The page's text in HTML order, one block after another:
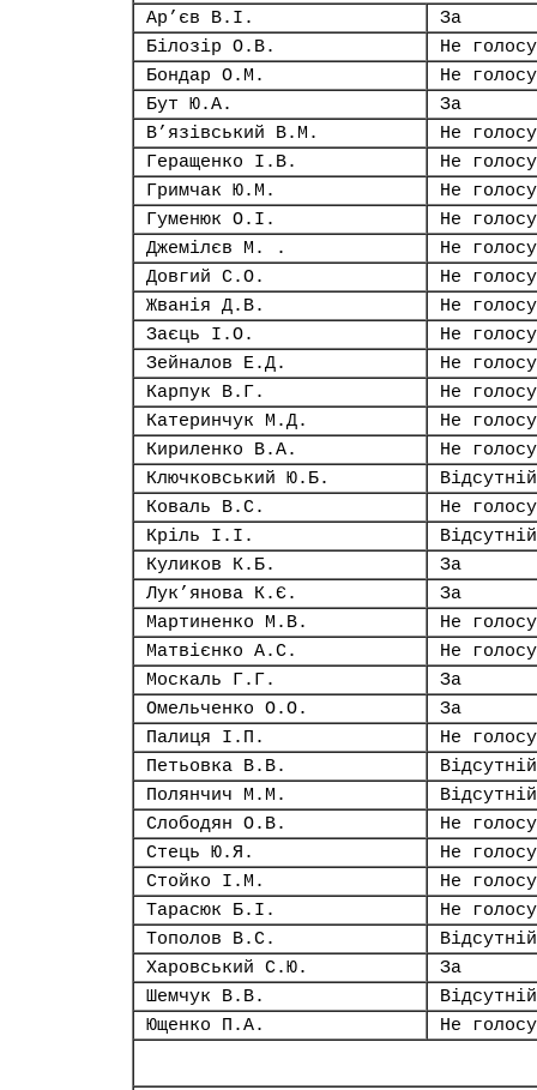
Ар’єв В.І.
За
Білозір О.В.
Не
Бондар О.М.
Не
Бут Ю.А.
За
В’язівський В.М.
Не
Геращенко І.В.
Не
Гримчак Ю.М.
Не
Гуменюк О.І.
Не
Джемілєв М. .
Не
Довгий С.О.
Не
Жванія Д.В.
Не
Заєць І.О.
Не
Зейналов Е.Д.
Не
Карпук В.Г.
Не
Катеринчук М.Д.
Не
Кириленко В.А.
Не
Ключковський Ю.Б.
Відсутній
Коваль В.С.
Не
Кріль І.І.
Відсутній
Куликов К.Б.
За
Лук’янова К.Є.
За
Мартиненко М.В.
Не
Матвієнко А.С.
Не
Москаль Г.Г.
За
Омельченко О.О.
За
Палиця І.П.
Не
Петьовка В.В.
Відсутній
Полянчич М.М.
Відсутній
Слободян О.В.
Не
Стець Ю.Я.
Не
Стойко І.М.
Не
Тарасюк Б.І.
Не
Тополов В.С.
Відсутній
Харовський С.Ю.
За
Шемчук В.В.
Відсутній
Ющенко П.А.
Не